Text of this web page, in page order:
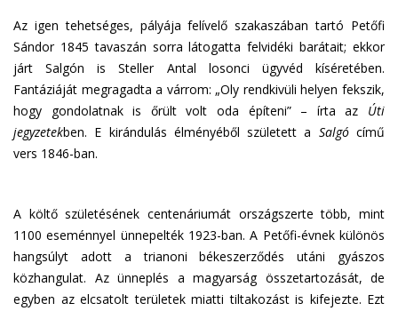
Az igen tehetséges, pályája felívelő szakaszában tartó Petőfi
Sándor 1845 tavaszán sorra látogatta felvidéki barátait; ekkor
járt Salgón is Steller Antal losonci ügyvéd kíséretében.
Fantáziáját megragadta a várrom: „Oly rendkivüli helyen fekszik,
hogy gondolatnak is őrült volt oda építeni” – írta az Úti
jegyzetekben. E kirándulás élményéből született a Salgócímű
vers 1846-ban.
A költő születésének centenáriumát országszerte több, mint
1100 eseménnyel ünnepelték 1923-ban. A Petőfi-évnek különös
hangsúlyt adott a trianoni békeszerződés utáni gyászos
közhangulat. Az ünneplés a magyarság összetartozását, de
egyben az elcsatolt területek miatti tiltakozást is kifejezte. Ezt